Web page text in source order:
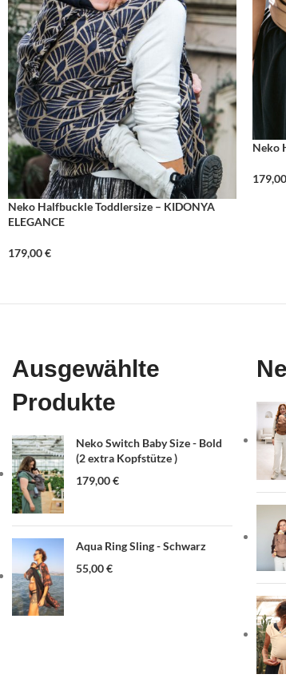
Neko Halfbuckle Toddlersize – KIDONYA
ELEGANCE
179,00€
Neko
179,00
Ausgewählte
Produkte
Neko Switch Baby Size - Bold
(2 extra Kopfstütze )
179,00€
Aqua Ring Sling - Schwarz
55,00€